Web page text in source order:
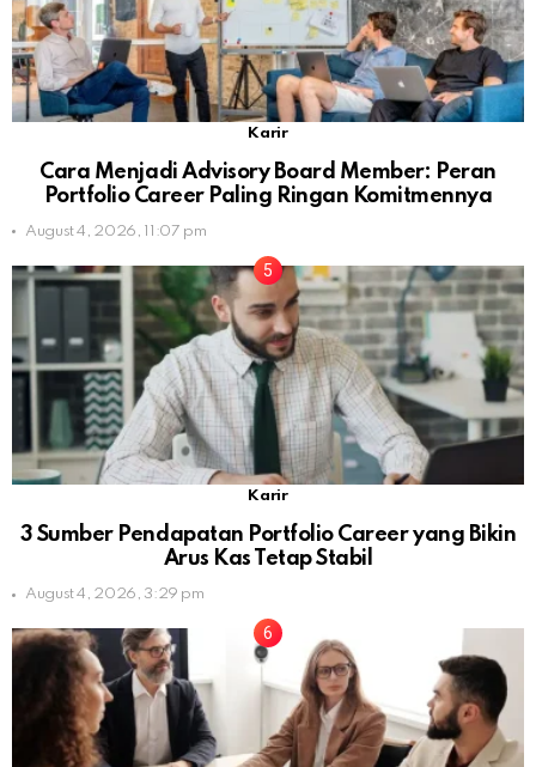
Karir
Cara Menjadi Advisory Board Member: Peran
Portfolio Career Paling Ringan Komitmennya
August 4, 2026, 11:07 pm
Karir
3 Sumber Pendapatan Portfolio Career yang Bikin
Arus Kas Tetap Stabil
August 4, 2026, 3:29 pm